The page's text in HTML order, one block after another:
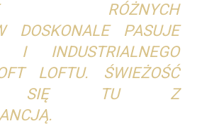
RÓŻNYCH
DOSKONALE PASUJE
I INDUSTRIALNEGO
LOFTU. ŚWIEŻOŚĆ
SIĘ TU Z